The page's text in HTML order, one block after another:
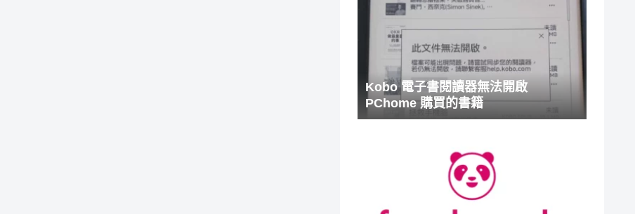
Kobo 電子書閱讀器無法開啟
PChome 購買的書籍